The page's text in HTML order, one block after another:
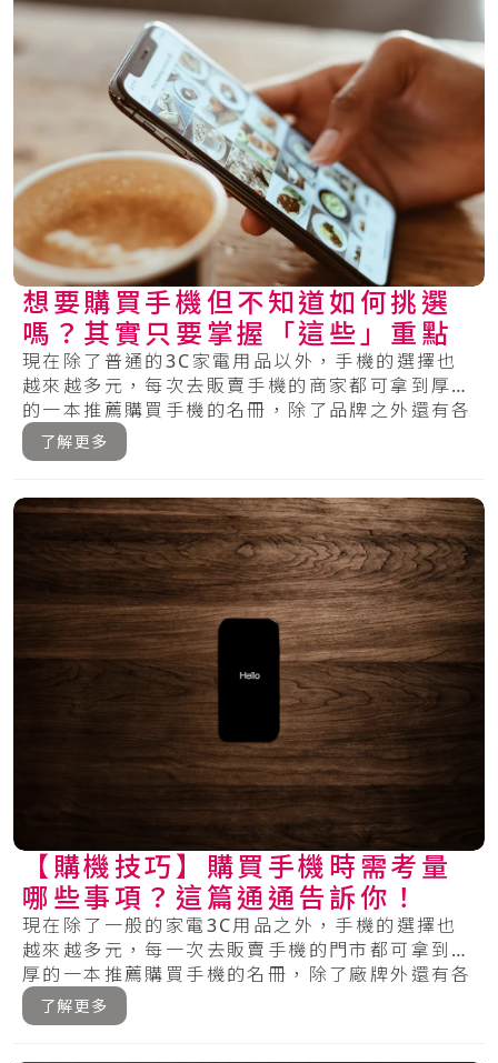
想要購買手機但不知道如何挑選
嗎？其實只要掌握「這些」重點
現在除了普通的3C家電用品以外，手機的選擇也
越來越多元，每次去販賣手機的商家都可拿到厚厚
的一本推薦購買手機的名冊，除了品牌之外還有各
種的.....
了解更多
【購機技巧】購買手機時需考量
哪些事項？這篇通通告訴你！
現在除了一般的家電3C用品之外，手機的選擇也
越來越多元，每一次去販賣手機的門市都可拿到厚
厚的一本推薦購買手機的名冊，除了廠牌外還有各
種的.....
了解更多